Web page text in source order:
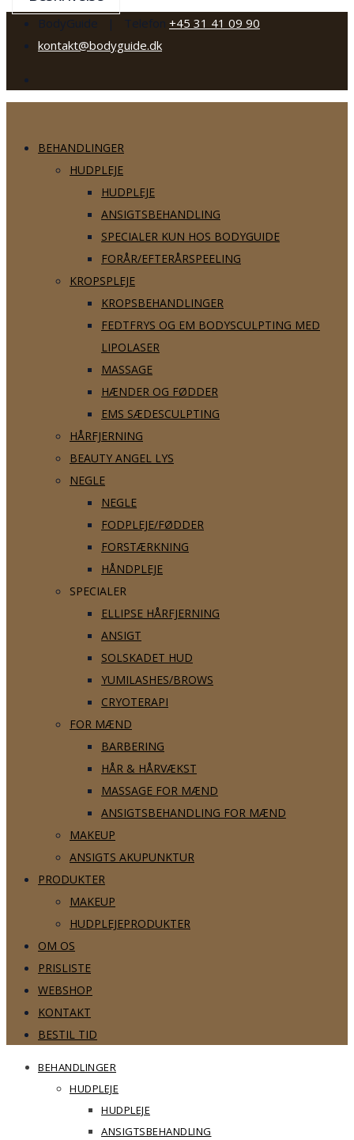
BodyGuide | Telefon +45 31 41 09 90
kontakt@bodyguide.dk
BEHANDLINGER
HUDPLEJE
HUDPLEJE
ANSIGTSBEHANDLING
SPECIALER KUN HOS BODYGUIDE
FORÅR/EFTERÅRSPEELING
KROPSPLEJE
KROPSBEHANDLINGER
FEDTFRYS OG EM BODYSCULPTING MED
LIPOLASER
MASSAGE
HÆNDER OG FØDDER
EMS SÆDESCULPTING
HÅRFJERNING
BEAUTY ANGEL LYS
NEGLE
NEGLE
FODPLEJE/FØDDER
FORSTÆRKNING
HÅNDPLEJE
SPECIALER
ELLIPSE HÅRFJERNING
ANSIGT
SOLSKADET HUD
YUMILASHES/BROWS
CRYOTERAPI
FOR MÆND
BARBERING
HÅR & HÅRVÆKST
MASSAGE FOR MÆND
ANSIGTSBEHANDLING FOR MÆND
MAKEUP
ANSIGTS AKUPUNKTUR
PRODUKTER
MAKEUP
HUDPLEJEPRODUKTER
OM OS
PRISLISTE
WEBSHOP
KONTAKT
BESTIL TID
BEHANDLINGER
HUDPLEJE
HUDPLEJE
ANSIGTSBEHANDLING